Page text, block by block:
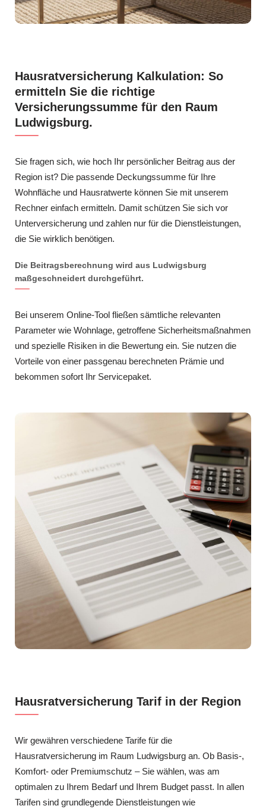
Hausratversicherung Kalkulation: So
ermitteln Sie die richtige
Versicherungssumme für den Raum
Ludwigsburg.
Sie fragen sich, wie hoch Ihr persönlicher Beitrag aus der
Region ist? Die passende Deckungssumme für Ihre
Wohnfläche und Hausratwerte können Sie mit unserem
Rechner einfach ermitteln. Damit schützen Sie sich vor
Unterversicherung und zahlen nur für die Dienstleistungen,
die Sie wirklich benötigen.
Die Beitragsberechnung wird aus Ludwigsburg
maßgeschneidert durchgeführt.
Bei unserem Online-Tool fließen sämtliche relevanten
Parameter wie Wohnlage, getroffene Sicherheitsmaßnahmen
und spezielle Risiken in die Bewertung ein. Sie nutzen die
Vorteile von einer passgenau berechneten Prämie und
bekommen sofort Ihr Servicepaket.
Hausratversicherung Tarif in der Region
Wir gewähren verschiedene Tarife für die
Hausratversicherung im Raum Ludwigsburg an. Ob Basis-,
Komfort- oder Premiumschutz – Sie wählen, was am
optimalen zu Ihrem Bedarf und Ihrem Budget passt. In allen
Tarifen sind grundlegende Dienstleistungen wie